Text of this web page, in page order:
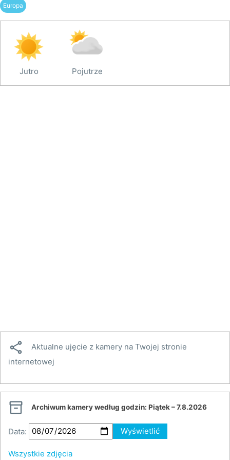
Europa
Jutro Pojutrze

Aktualne ujęcie z kamery na Twojej stronie
internetowej
 Archiwum kamery według godzin: Piątek – 7.8.2026
Data: Wyświetlić
Wszystkie zdjęcia